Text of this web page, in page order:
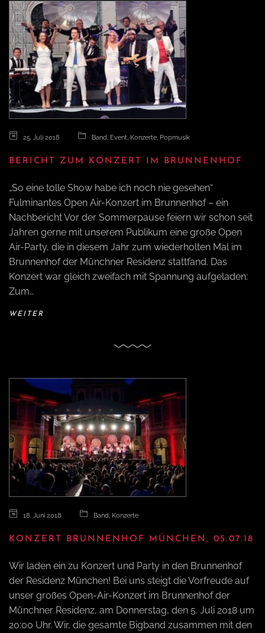
25. Juli 2018 Band, Event, Konzerte, Popmusik
BERICHT ZUM KONZERT IM BRUNNENHOF
„So eine tolle Show habe ich noch nie gesehen“
Fulminantes Open Air-Konzert im Brunnenhof – ein
Nachbericht Vor der Sommerpause feiern wir schon seit
Jahren gerne mit unserem Publikum eine große Open
Air-Party, die in diesem Jahr zum wiederholten Mal im
Brunnenhof der Münchner Residenz stattfand. Das
Konzert war gleich zweifach mit Spannung aufgeladen:
Zum…
WEITER
18. Juni 2018 Band, Konzerte
KONZERT BRUNNENHOF MÜNCHEN, 05.07.18
Wir laden ein zu Konzert und Party in den Brunnenhof
der Residenz München! Bei uns steigt die Vorfreude auf
unser großes Open-Air-Konzert im Brunnenhof der
Münchner Residenz, am Donnerstag, den 5. Juli 2018 um
20:00 Uhr. Wir, die gesamte Bigband zusammen mit den